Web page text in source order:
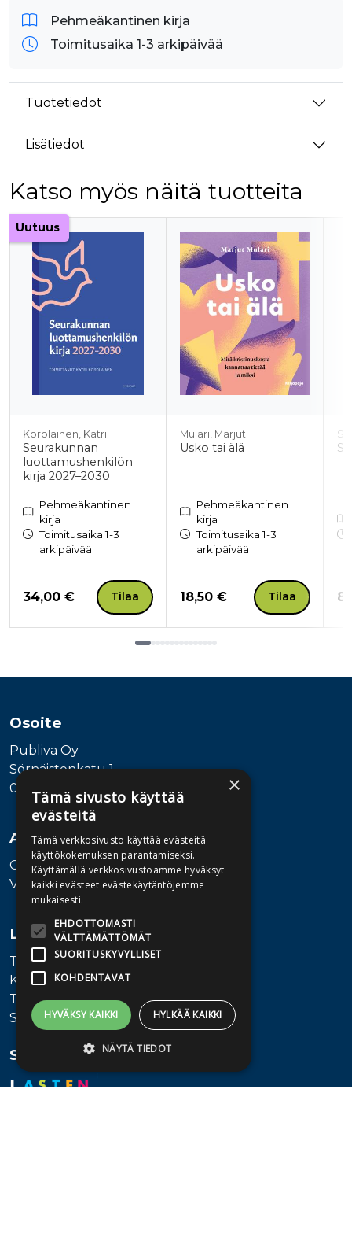
Pehmeäkantinen kirja
Toimitusaika 1-3 arkipäivää
Tuotetiedot
Lisätiedot
Katso myös näitä tuotteita
Tuoteluettelon alku
Uutuus
Korolainen, Katri
Seurakunnan
luottamushenkilön
kirja 2027–2030
Pehmeäkantinen
kirja
Toimitusaika 1-3
arkipäivää
Hinta nyt
34,00 € Tilaa
Mulari, Marjut
Usko tai älä
Pehmeäkantinen
kirja
Toimitusaika 1-3
arkipäivää
Hinta nyt
18,50 € Tilaa
Osoite
Publiva Oy
Sörnäistenkatu 1
00580 Helsinki
Asiakaspalvelu
Ota yhteyttä
Vaihde: 010 345100
Lisätietoa
Toimitusehdot
Käyttöohjeet
Tietosuojaseloste
Saavutettavuusseloste
Seuraa meitä
×
Tämä sivusto käyttää
evästeitä
Tämä verkkosivusto käyttää evästeitä
käyttökokemuksen parantamiseksi.
Käyttämällä verkkosivustoamme hyväksyt
kaikki evästeet evästekäytäntöjemme
mukaisesti.
EHDOTTOMASTI
VÄLTTÄMÄTTÖMÄT
SUORITUSKYVYLLISET
KOHDENTAVAT
HYVÄKSY KAIKKI HYLKÄÄ KAIKKI
NÄYTÄ TIEDOT